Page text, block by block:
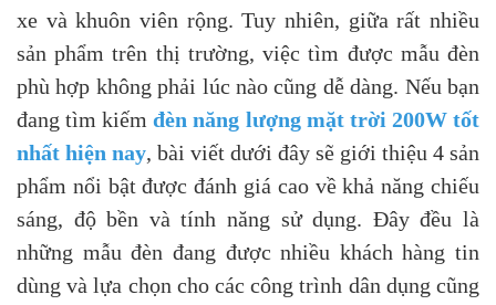
xe và khuôn viên rộng. Tuy nhiên, giữa rất nhiều
sản phẩm trên thị trường, việc tìm được mẫu đèn
phù hợp không phải lúc nào cũng dễ dàng. Nếu bạn
đang tìm kiếmđèn năng lượng mặt trời 200W tốt
nhất hiện nay, bài viết dưới đây sẽ giới thiệu 4 sản
phẩm nổi bật được đánh giá cao về khả năng chiếu
sáng, độ bền và tính năng sử dụng. Đây đều là
những mẫu đèn đang được nhiều khách hàng tin
dùng và lựa chọn cho các công trình dân dụng cũng